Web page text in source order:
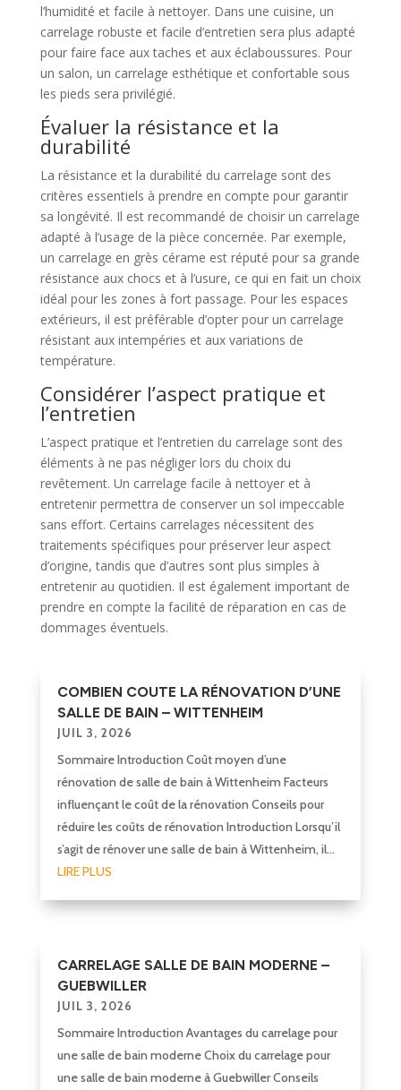
l’humidité et facile à nettoyer. Dans une cuisine, un
carrelage robuste et facile d’entretien sera plus adapté
pour faire face aux taches et aux éclaboussures. Pour
un salon, un carrelage esthétique et confortable sous
les pieds sera privilégié.
Évaluer la résistance et la
durabilité
La résistance et la durabilité du carrelage sont des
critères essentiels à prendre en compte pour garantir
sa longévité. Il est recommandé de choisir un carrelage
adapté à l’usage de la pièce concernée. Par exemple,
un carrelage en grès cérame est réputé pour sa grande
résistance aux chocs et à l’usure, ce qui en fait un choix
idéal pour les zones à fort passage. Pour les espaces
extérieurs, il est préférable d’opter pour un carrelage
résistant aux intempéries et aux variations de
température.
Considérer l’aspect pratique et
l’entretien
L’aspect pratique et l’entretien du carrelage sont des
éléments à ne pas négliger lors du choix du
revêtement. Un carrelage facile à nettoyer et à
entretenir permettra de conserver un sol impeccable
sans effort. Certains carrelages nécessitent des
traitements spécifiques pour préserver leur aspect
d’origine, tandis que d’autres sont plus simples à
entretenir au quotidien. Il est également important de
prendre en compte la facilité de réparation en cas de
dommages éventuels.
COMBIEN COUTE LA RÉNOVATION D’UNE
SALLE DE BAIN – WITTENHEIM
JUIL 3, 2026
Sommaire Introduction Coût moyen d’une
rénovation de salle de bain à Wittenheim Facteurs
influençant le coût de la rénovation Conseils pour
réduire les coûts de rénovation Introduction Lorsqu’il
s’agit de rénover une salle de bain à Wittenheim, il...
LIRE PLUS
CARRELAGE SALLE DE BAIN MODERNE –
GUEBWILLER
JUIL 3, 2026
Sommaire Introduction Avantages du carrelage pour
une salle de bain moderne Choix du carrelage pour
une salle de bain moderne à Guebwiller Conseils